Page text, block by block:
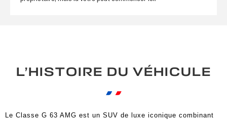
L’HISTOIRE DU VÉHICULE
Le Classe G 63 AMG est un SUV de luxe iconique combinant